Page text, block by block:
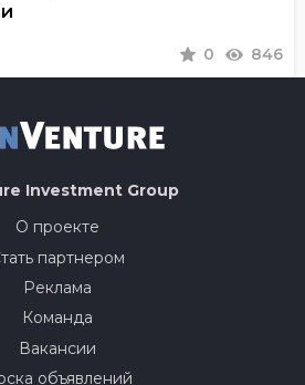
0 846
Investment Group
О проекте
партнером
Реклама
Команда
Вакансии
объявлений